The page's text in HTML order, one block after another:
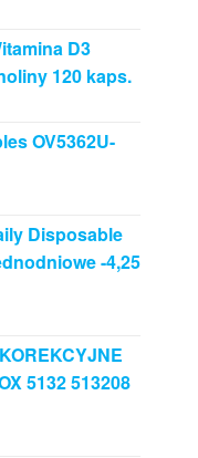
D3
120 kaps.
OV5362U-
Disposable
-4,25
5132 513208